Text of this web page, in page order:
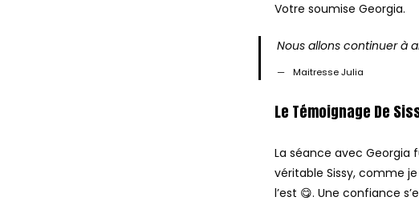
Votre soumise Georgia.
Nous allons continuer à
Maitresse Julia
Le Témoignage De
La séance avec Georgia
véritable Sissy, comme
l’est 😋. Une confiance